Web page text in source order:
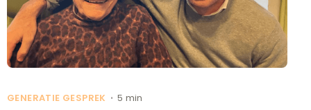
GENERATIE GESPREK • 5 min